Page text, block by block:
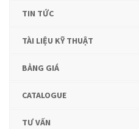
TIN TỨC
TÀI LIỆU KỸ THUẬT
BẢNG GIÁ
CATALOGUE
TƯ VẤN